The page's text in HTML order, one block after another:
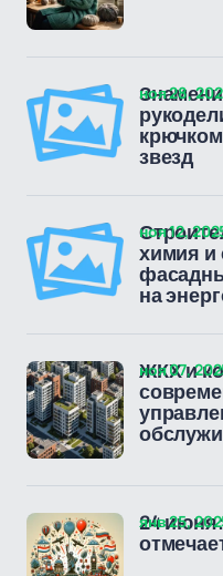
звезд
ноя 28,
химия и
на
ноя 12,
ЖКХ и
ноя 07,
24
янв 25,